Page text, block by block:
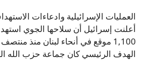
العمليات الإسرائيلية وادعاءات
أعلنت إسرائيل أن سلاحها الجوي
1,100 موقع في أنحاء لبنان منذ
الهدف الرئيسي كان جماعة حزب الله